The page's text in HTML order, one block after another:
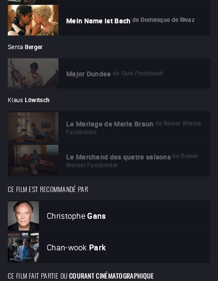
Mein Name ist Bach de Dominique de Rivaz
Senta Berger
Major Dundee de Sam Peckinpah
Klaus Löwitsch
Le Mariage de Maria Braun de Rainer Werner
Fassbinder
Le Marchand des quatre saisons de Rainer
Werner Fassbinder
CE FILM EST RECOMMANDÉ PAR
ChristopheGans
Chan-wook Park
CE FILM FAIT PARTIE DUCOURANT CINÉMATOGRAPHIQUE